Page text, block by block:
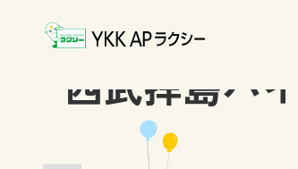
西武拝島ハ